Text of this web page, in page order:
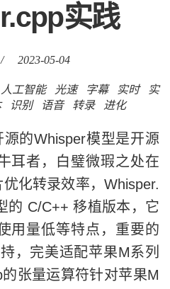
实践
/ 2023-05-04
人工智能 光速 字幕 实时
实
识别 语音 转录 进化
的Whisper模型是开源
耳者，白璧微瑕之处在
化转录效率，Whisper.
的 C/C++ 移植版本，它
用量低等特点，重要的
，完美适配苹果M系列
张量运算符针对苹果M